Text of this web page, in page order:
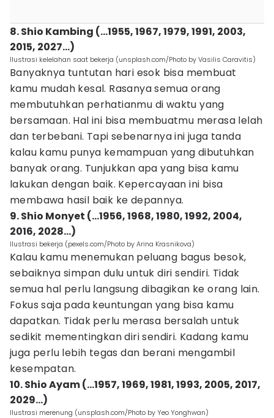
8. Shio Kambing (…1955, 1967, 1979, 1991, 2003,
2015, 2027…)
Ilustrasi kelelahan saat bekerja (unsplash.com/Photo by Vasilis Caravitis)
Banyaknya tuntutan hari esok bisa membuat
kamu mudah kesal. Rasanya semua orang
membutuhkan perhatianmu di waktu yang
bersamaan. Hal ini bisa membuatmu merasa lelah
dan terbebani. Tapi sebenarnya ini juga tanda
kalau kamu punya kemampuan yang dibutuhkan
banyak orang. Tunjukkan apa yang bisa kamu
lakukan dengan baik. Kepercayaan ini bisa
membawa hasil baik ke depannya.
9. Shio Monyet (…1956, 1968, 1980, 1992, 2004,
2016, 2028…)
Ilustrasi bekerja (pexels.com/Photo by Arina Krasnikova)
Kalau kamu menemukan peluang bagus besok,
sebaiknya simpan dulu untuk diri sendiri. Tidak
semua hal perlu langsung dibagikan ke orang lain.
Fokus saja pada keuntungan yang bisa kamu
dapatkan. Tidak perlu merasa bersalah untuk
sedikit mementingkan diri sendiri. Kadang kamu
juga perlu lebih tegas dan berani mengambil
kesempatan.
10. Shio Ayam (…1957, 1969, 1981, 1993, 2005, 2017,
2029…)
Ilustrasi merenung (unsplash.com/Photo by Yeo Yonghwan)